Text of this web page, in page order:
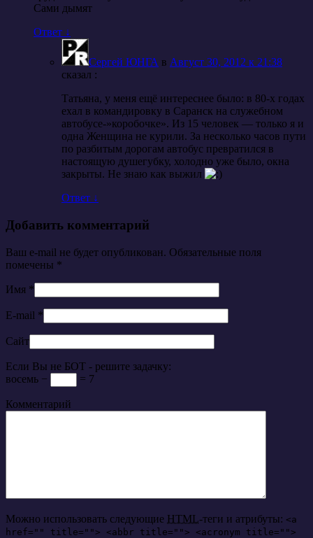
Сами дымят
Ответ ↓
Сергей ЮНГА в Август 30, 2012 к 21:38
cказал :
Татьяна, у меня ещё интереснее было: в 80-х годах
ехал в командировку в Саранск на служебном
автобусе-»коробочке». Из 15 человек — только я и
одна Женщина не курили. За несколько часов пути
по разбитым дорогам автобус превратился в
настоящую душегубку, холодно уже было, окна
закрыты. Не знаю как выжил
Ответ ↓
Добавить комментарий
Ваш e-mail не будет опубликован. Обязательные поля
помечены *
Имя *
E-mail *
Сайт
Если Вы не БОТ - решите задачку:
восемь −
= 7
Комментарий
Можно использовать следующие HTML-теги и атрибуты: <a
href="" title=""> <abbr title=""> <acronym title="">